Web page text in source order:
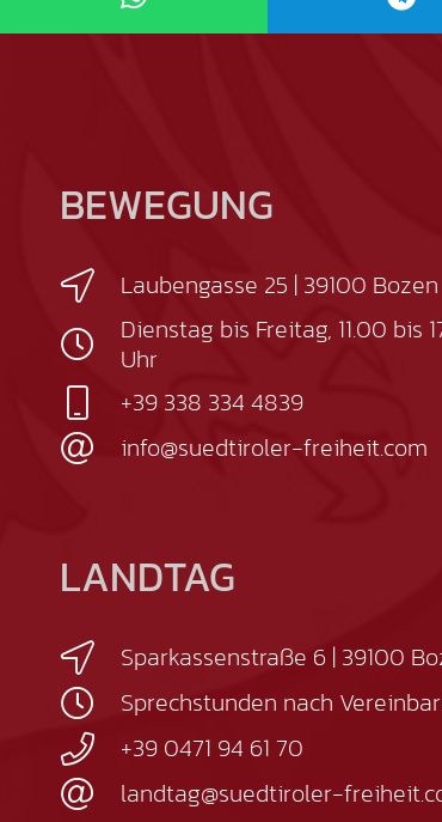
BEWEGUNG
Laubengasse 25 | 39100 Bozen
Dienstag bis Freitag, 11.00 bis
Uhr
+39 338 334 4839
info@suedtiroler-freiheit.com
LANDTAG
Sparkassenstraße 6 | 39100
Sprechstunden nach
+39 0471 94 61 70
landtag@suedtiroler-